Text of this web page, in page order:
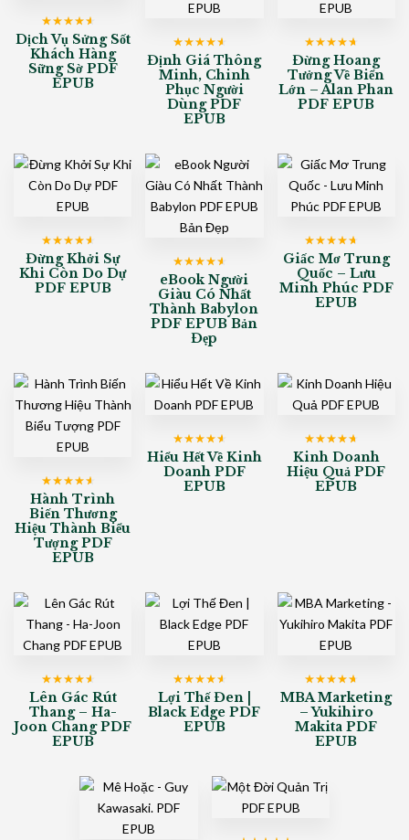
Được xếp
hạng 45
sao
Dịch Vụ Sửng Sốt
Khách Hàng
Sững Sờ PDF
EPUB
Được xếp
hạng45
sao
Định Giá Thông
Minh, Chinh
Phục Người
Dùng PDF
EPUB
Được xếp
hạng45
sao
Đừng Hoang
Tưởng Về Biển
Lớn – Alan Phan
PDF EPUB
Được xếp
hạng45
sao
Đừng Khởi Sự
Khi Còn Do Dự
PDF EPUB
Được xếp
hạng4 5
sao
eBook Người
Giàu Có Nhất
Thành Babylon
PDF EPUB Bản
Đẹp
Được xếp
hạng4 5
sao
Giấc Mơ Trung
Quốc – Lưu
Minh Phúc PDF
EPUB
Được xếp
hạng 45
sao
Hành Trình
Biến Thương
Hiệu Thành Biểu
Tượng PDF
EPUB
Được xếp
hạng4 5
sao
Hiểu Hết Về Kinh
Doanh PDF
EPUB
Được xếp
hạng45
sao
Kinh Doanh
Hiệu Quả PDF
EPUB
Được xếp
hạng45
sao
Lên Gác Rút
Thang – Ha-
Joon Chang PDF
EPUB
Được xếp
hạng45
sao
Lợi Thế Đen |
Black Edge PDF
EPUB
Được xếp
hạng45
sao
MBA Marketing
– Yukihiro
Makita PDF
EPUB